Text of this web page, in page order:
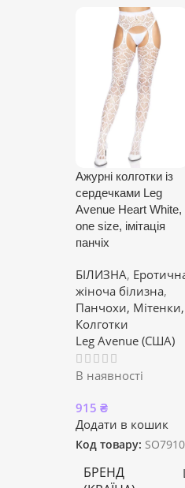
Ажурні колготки із
сердечками Leg
Avenue Heart White,
one size, імітація
панчіх
БІЛИЗНА,
жіноча білизна,
Панчохи, Мітенки,
Колготки
Leg Avenue (США)
В наявності
915 ₴
Додати в кошик
Код товару: SO7910
БРЕНД